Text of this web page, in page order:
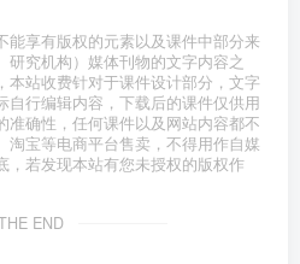
能享有版权的元素以及课件中部分来
研究机构）媒体刊物的文字内容之
本站收费针对于课件设计部分，文字
自行编辑内容，下载后的课件仅供用
准确性，任何课件以及网站内容都不
淘宝等电商平台售卖，不得用作自媒
，若发现本站有您未授权的版权作
END